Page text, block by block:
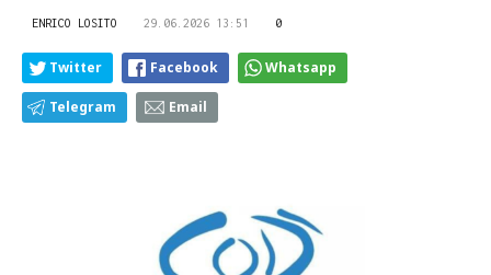
ENRICO LOSITO 29.06.2026 13:51 0
Twitter Facebook Whatsapp
Telegram Email